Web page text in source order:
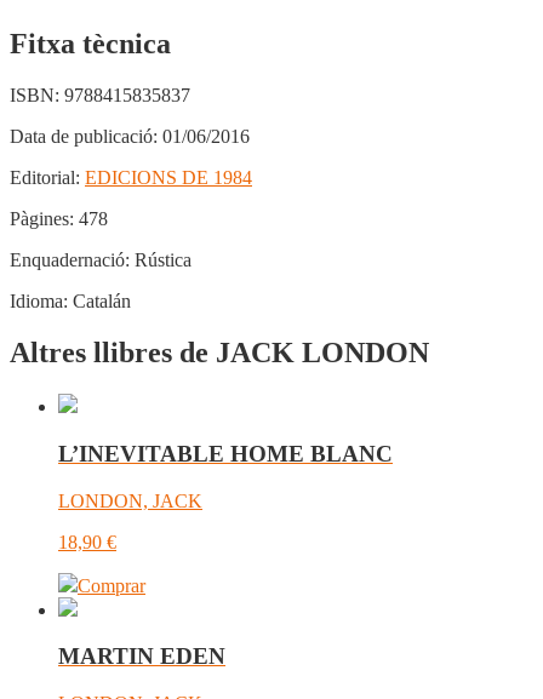
Fitxa tècnica
ISBN: 9788415835837
Data de publicació: 01/06/2016
Editorial: EDICIONS DE 1984
Pàgines: 478
Enquadernació: Rústica
Idioma: Catalán
Altres llibres de JACK LONDON
L’INEVITABLE HOME BLANC
LONDON, JACK
18,90 €
Comprar
MARTIN EDEN